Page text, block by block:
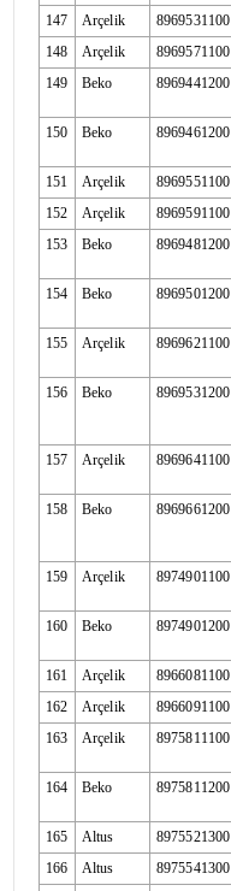
147 Arçelik 8969531100
148
Arçelik 8969571100
149
Beko 8969441200
150 Beko 8969461200
151 Arçelik 8969551100
152
Arçelik 8969591100
153
Beko 8969481200
154 Beko 8969501200
155 Arçelik 8969621100
156 Beko 8969531200
157 Arçelik 8969641100
158 Beko 8969661200
159 Arçelik 8974901100
160 Beko 8974901200
161 Arçelik 8966081100
162
Arçelik 8966091100
163
Arçelik 8975811100
164 Beko 8975811200
165 Altus 8975521300
166
Altus 8975541300